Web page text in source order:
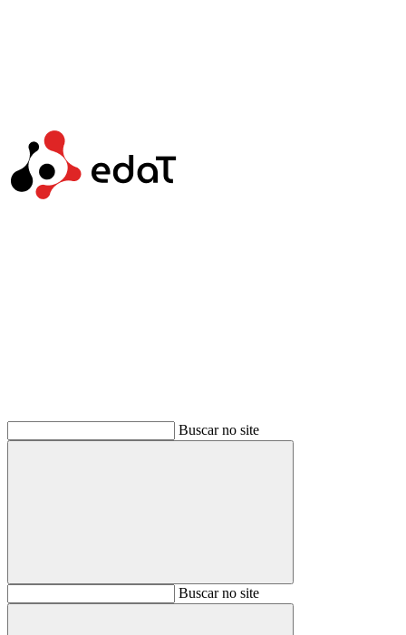
Buscar no site
BuscarBuscar no site